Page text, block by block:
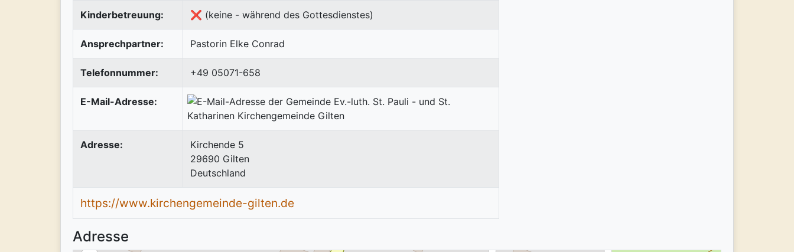
Kinderbetreuung: ❌ (keine - während des Gottesdienstes)
Ansprechpartner: Pastorin Elke Conrad
Telefonnummer: +49 05071-658
E-Mail-Adresse:
Adresse:
Kirchende 5
29690 Gilten
Deutschland
https://www.kirchengemeinde-gilten.de
Adresse